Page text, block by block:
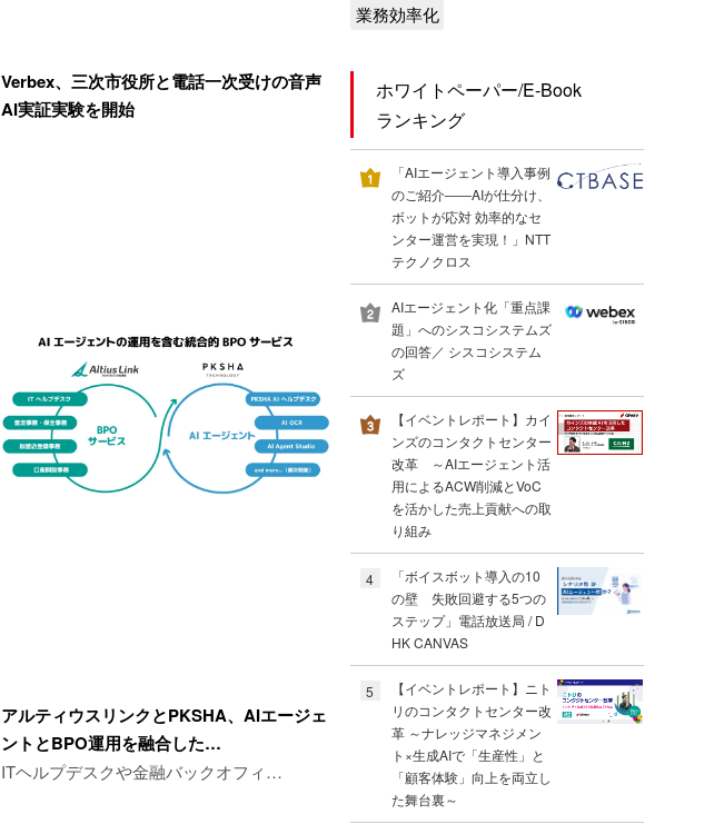
Verbex、三次市役所と電話一次受けの音声
AI実証実験を開始
アルティウスリンクとPKSHA、AIエージェ
ントとBPO運用を融合した…
ITヘルプデスクや金融バックオフィ…
業務効率化
ホワイトペーパー/E-Book
ランキング
「AIエージェント導入事例
のご紹介――AIが仕分け、
ボットが応対 効率的なセ
ンター運営を実現！」NTT
テクノクロス
AIエージェント化「重点課
題」へのシスコシステムズ
の回答／ シスコシステム
ズ
【イベントレポート】カイ
ンズのコンタクトセンター
改革 ～AIエージェント活
用によるACW削減とVoC
を活かした売上貢献への取
り組み
4
「ボイスボット導入の10
の壁 失敗回避する5つの
ステップ」電話放送局 / D
HK CANVAS
5
【イベントレポート】ニト
リのコンタクトセンター改
革 ～ナレッジマネジメン
ト×生成AIで「生産性」と
「顧客体験」向上を両立し
た舞台裏～